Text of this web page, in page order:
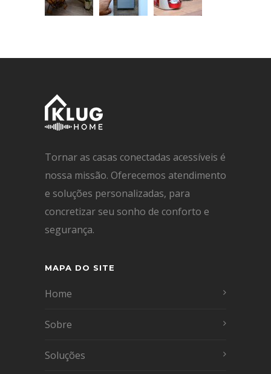
Tornar as casas conectadas acessíveis é
nossa missão. Oferecemos atendimento
e soluções personalizadas, para
concretizar seu sonho de conforto e
segurança.
MAPA DO SITE
Home
Sobre
Soluções